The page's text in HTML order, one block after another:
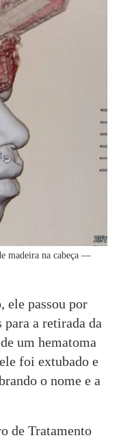
madeira na cabeça —
ele passou por
a retirada da
um hematoma
foi extubado e
o nome e a
de Tratamento